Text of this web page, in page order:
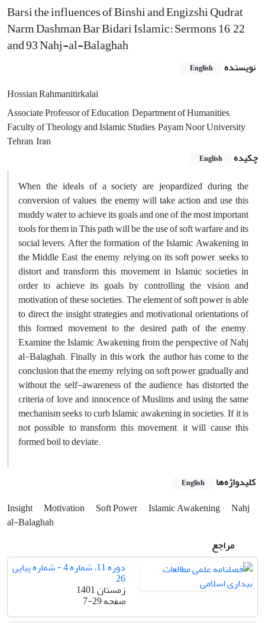
Barsi the influences of Binshi and Engizshi Qudrat
Narm Dashman Bar Bidari Islamic: Sermons 16, 22
and 93 Nahj-al-Balaghah
نویسنده English
Hossian Rahmanitirkalai
Associate Professor of Education, Department of Humanities,
Faculty of Theology and Islamic Studies, Payam Noor University,
Tehran, Iran
چکیده
English
When the ideals of a society are jeopardized during the
conversion of values, the enemy will take action and use this
muddy water to achieve its goals and one of the most important
tools for them in This path will be the use of soft warfare and its
social levers; After the formation of the Islamic Awakening in
the Middle East, the enemy, relying on its soft power, seeks to
distort and transform this movement in Islamic societies in
order to achieve its goals by controlling the vision and
motivation of these societies. The element of soft power is able
to direct the insight strategies and motivational orientations of
this formed movement to the desired path of the enemy.
Examine the Islamic Awakening from the perspective of Nahj
al-Balaghah. Finally, in this work, the author has come to the
conclusion that the enemy, relying on soft power, gradually and
without the self-awareness of the audience, has distorted the
criteria of love and innocence of Muslims and using the same
mechanism seeks to curb Islamic awakening in societies. If it is
not possible to transform this movement, it will cause this
formed boil to deviate.
کلیدواژه‌ها English
Insight Motivation Soft Power Islamic Awakening
Nahj
al-Balaghah
مراجع
دوره 11، شماره 4 - شماره پیاپی
26
زمستان 1401
صفحه7-29